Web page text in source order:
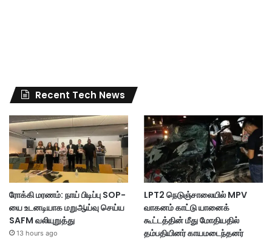
Recent Tech News
ரோக்கி மரணம்: நாய் பிடிப்பு SOP-
யை உடனடியாக மறுஆய்வு செய்ய
SAFM வலியுறுத்து
13 hours ago
LPT2 நெடுஞ்சாலையில் MPV
வாகனம் காட்டு யானைக்
கூட்டத்தின் மீது மோதியதில்
தம்பதியினர் காயமடைந்தனர்